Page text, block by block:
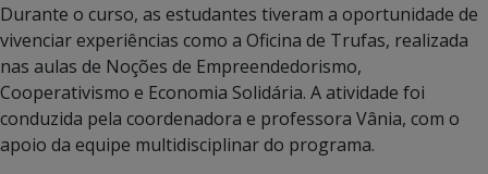
Durante o curso, as estudantes tiveram a oportunidade de
vivenciar experiências como a Oficina de Trufas, realizada
nas aulas de Noções de Empreendedorismo,
Cooperativismo e Economia Solidária. A atividade foi
conduzida pela coordenadora e professora Vânia, com o
apoio da equipe multidisciplinar do programa.